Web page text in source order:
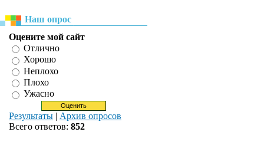
Наш опрос
Оцените мой сайт
Отлично
Хорошо
Неплохо
Плохо
Ужасно
Результаты | Архив опросов
Всего ответов: 852